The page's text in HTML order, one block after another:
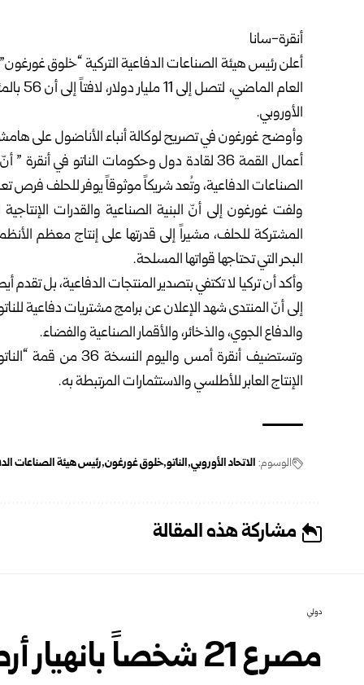
أنقرة-سانا
الأوروبي.
وأوضح غورغون في تصريح لوكالة أنباء الأناضول على
أعمال القمة 36 لقادة دول وحكومات الناتو في
الصناعات الدفاعية، وتُعد شريكاً موثوقاً يوفر للحلف فرص
ولفت غورغون إلى أنّ البنية الصناعية والقدرات
المشتركة للحلف، مشيراً إلى قدرتها على إنتاج معظم
البحر التي تحتاجها قواتها المسلحة.
وأكد أن تركيا لا تكتفي بتصدير المنتجات الدفاعية، بل
والدفاع الجوي، والذخائر، والأقمار الصناعية والفضاء.
وتستضيف أنقرة أمس
الإنتاج العابر للأطلسي والاستثمارات المرتبطة به.
الوسوم: الاتحاد الأوروبي الناتو خلوق غورغون رئيس هيئة الصناعات
مشاركة هذه المقالة
دولي
مصرع 21 شخصاً